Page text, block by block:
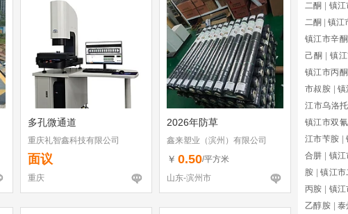
多孔微通道
重庆礼智鑫科技有限公司
面议
重庆
2026年防草
鑫来塑业（滨州）有限公司
￥ 0.50/平方米
山东-滨州市
二酮
镇江
二酮
镇江
镇江市辛酮
己酮
镇
镇江市丙酮
市叔胺
镇
江市乌洛
镇江市双
江市苄胺
合肼
镇江
胺
镇江市
丙胺
镇
乙醇胺
泰